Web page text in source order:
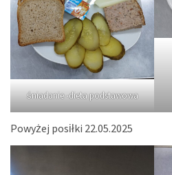
śniadanie -dieta podstawowa
Powyżej posiłki 22.05.2025